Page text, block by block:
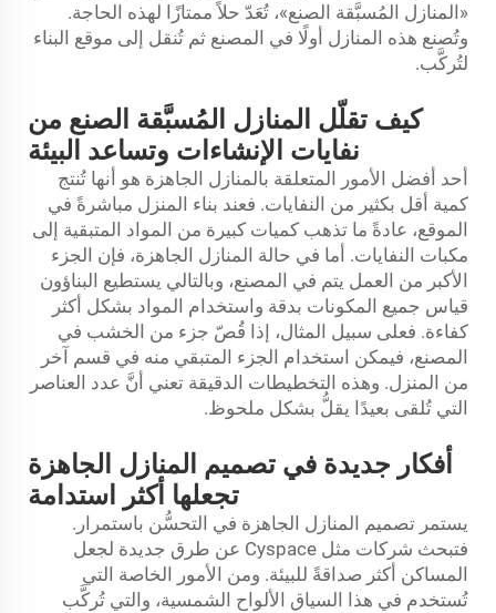
«المنازل المُسبَّقة الصنع»، تُعَدّ حلاً ممتازًا لهذه الحاجة.
وتُصنع هذه المنازل أولًا في المصنع ثم تُنقل إلى موقع البناء
لتُركَّب.
كيف تقلّل المنازل المُسبَّقة الصنع من
نفايات الإنشاءات وتساعد البيئة
أحد أفضل الأمور المتعلقة بالمنازل الجاهزة هو أنها تُنتج
كمية أقل بكثير من النفايات. فعند بناء المنزل مباشرةً في
الموقع، عادةً ما تذهب كميات كبيرة من المواد المتبقية إلى
مكبات النفايات. أما في حالة المنازل الجاهزة، فإن الجزء
الأكبر من العمل يتم في المصنع، وبالتالي يستطيع البناؤون
قياس جميع المكونات بدقة واستخدام المواد بشكل أكثر
كفاءة. فعلى سبيل المثال، إذا قُصّ جزء من الخشب في
المصنع، فيمكن استخدام الجزء المتبقي منه في قسم آخر
من المنزل. وهذه التخطيطات الدقيقة تعني أنَّ عدد العناصر
التي تُلقى بعيدًا يقلُّ بشكل ملحوظ.
أفكار جديدة في تصميم المنازل الجاهزة
تجعلها أكثر استدامة
يستمر تصميم المنازل الجاهزة في التحسُّن باستمرار.
فتبحث شركات مثل Cyspace عن طرق جديدة لجعل
المساكن أكثر صداقةً للبيئة. ومن الأمور الخاصة التي
تُستخدم في هذا السياق الألواح الشمسية، والتي تُركَّب